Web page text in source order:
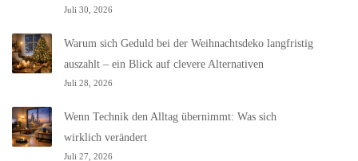
Juli 30, 2026
Warum sich Geduld bei der Weihnachtsdeko langfristig
auszahlt – ein Blick auf clevere Alternativen
Juli 28, 2026
Wenn Technik den Alltag übernimmt: Was sich
wirklich verändert
Juli 27, 2026